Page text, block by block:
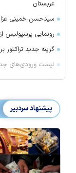
عربستان
سیدحسن خمینی
رونمایی پرسپولیس
گزینه جدید تراکتور
لیست ورودی‌های
پیشنهاد سردبیر